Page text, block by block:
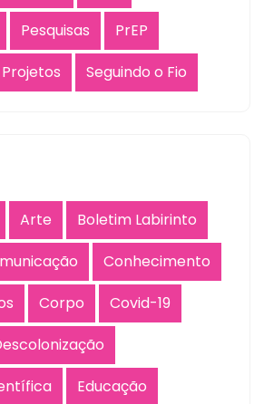
Pesquisas
PrEP
Projetos Seguindo o Fio
Arte
Boletim Labirinto
Conhecimento
Corpo
Covid-19
Educação